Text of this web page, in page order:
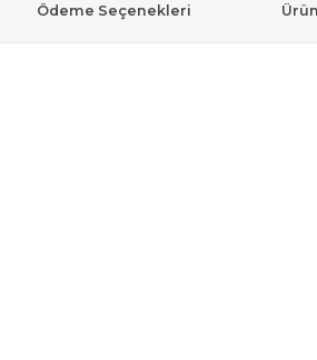
Ödeme Seçenekleri